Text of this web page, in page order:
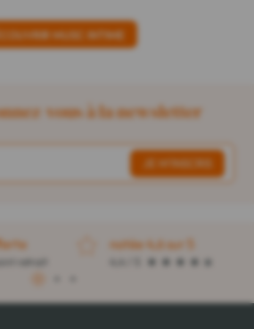
MUSC INTIME
vous à la newsletter
retrait
notée 4,6 sur 5
1